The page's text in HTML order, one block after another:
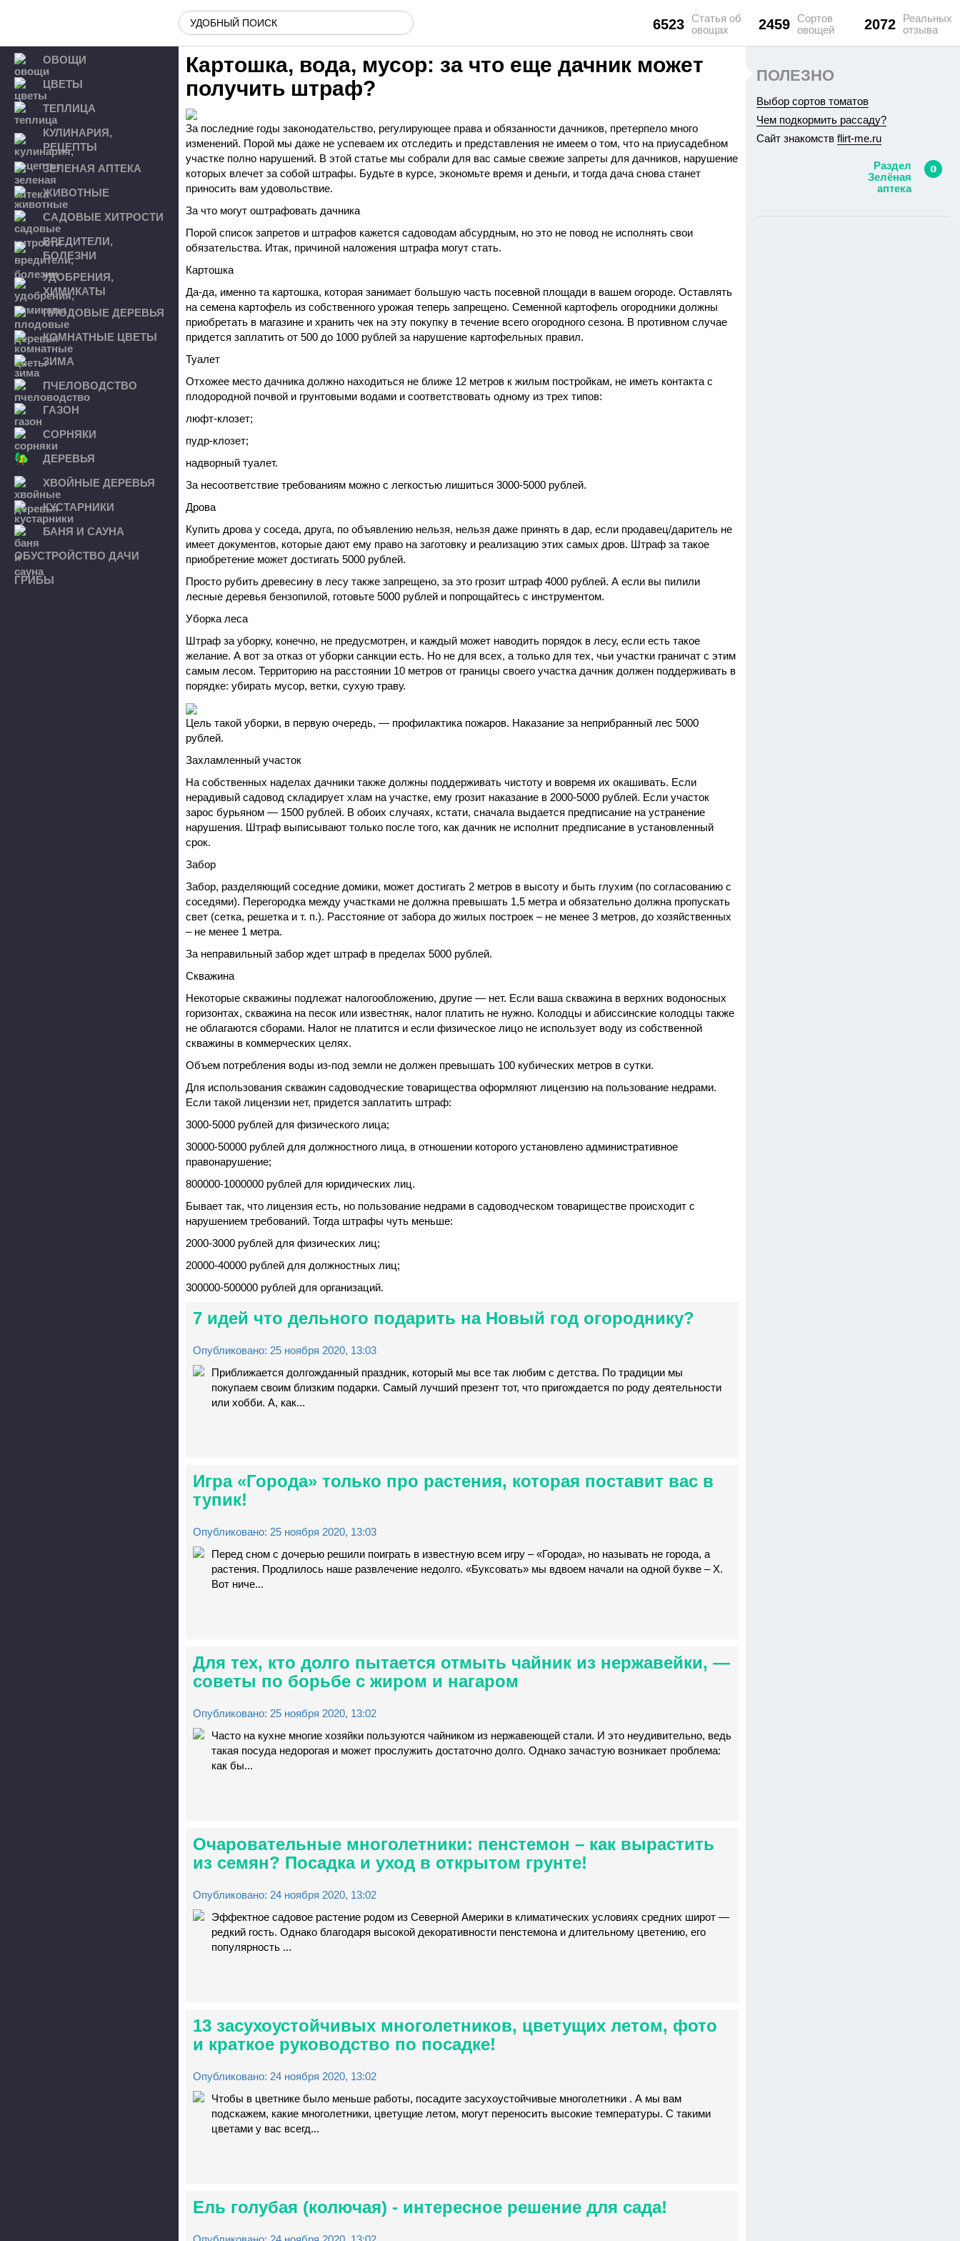
ОВОЩИ
ЦВЕТЫ
ТЕПЛИЦА
КУЛИНАРИЯ,
РЕЦЕПТЫ
ЗЕЛЕНАЯ АПТЕКА
ЖИВОТНЫЕ
САДОВЫЕ ХИТРОСТИ
ВРЕДИТЕЛИ,
БОЛЕЗНИ
УДОБРЕНИЯ,
ХИМИКАТЫ
ПЛОДОВЫЕ ДЕРЕВЬЯ
КОМНАТНЫЕ ЦВЕТЫ
ЗИМА
ПЧЕЛОВОДСТВО
ГАЗОН
СОРНЯКИ
ДЕРЕВЬЯ
ХВОЙНЫЕ ДЕРЕВЬЯ
КУСТАРНИКИ
БАНЯ И САУНА
ОБУСТРОЙСТВО ДАЧИ
ГРИБЫ
6523
Статья об
овощах
2459
Сортов
овощей
2072
Реальных
отзыва
Картошка, вода, мусор: за что еще дачник может
получить штраф?
За последние годы законодательство, регулирующее права и обязанности дачников, претерпело много
изменений. Порой мы даже не успеваем их отследить и представления не имеем о том, что на приусадебном
участке полно нарушений. В этой статье мы собрали для вас самые свежие запреты для дачников, нарушение
которых влечет за собой штрафы. Будьте в курсе, экономьте время и деньги, и тогда дача снова станет
приносить вам удовольствие.
За что могут оштрафовать дачника
Порой список запретов и штрафов кажется садоводам абсурдным, но это не повод не исполнять свои
обязательства. Итак, причиной наложения штрафа могут стать.
Картошка
Да-да, именно та картошка, которая занимает большую часть посевной площади в вашем огороде. Оставлять
на семена картофель из собственного урожая теперь запрещено. Семенной картофель огородники должны
приобретать в магазине и хранить чек на эту покупку в течение всего огородного сезона. В противном случае
придется заплатить от 500 до 1000 рублей за нарушение картофельных правил.
Туалет
Отхожее место дачника должно находиться не ближе 12 метров к жилым постройкам, не иметь контакта с
плодородной почвой и грунтовыми водами и соответствовать одному из трех типов:
люфт-клозет;
пудр-клозет;
надворный туалет.
За несоответствие требованиям можно с легкостью лишиться 3000-5000 рублей.
Дрова
Купить дрова у соседа, друга, по объявлению нельзя, нельзя даже принять в дар, если продавец/даритель не
имеет документов, которые дают ему право на заготовку и реализацию этих самых дров. Штраф за такое
приобретение может достигать 5000 рублей.
Просто рубить древесину в лесу также запрещено, за это грозит штраф 4000 рублей. А если вы пилили
лесные деревья бензопилой, готовьте 5000 рублей и попрощайтесь с инструментом.
Уборка леса
Штраф за уборку, конечно, не предусмотрен, и каждый может наводить порядок в лесу, если есть такое
желание. А вот за отказ от уборки санкции есть. Но не для всех, а только для тех, чьи участки граничат с этим
самым лесом. Территорию на расстоянии 10 метров от границы своего участка дачник должен поддерживать в
порядке: убирать мусор, ветки, сухую траву.
Цель такой уборки, в первую очередь, — профилактика пожаров. Наказание за неприбранный лес 5000
рублей.
Захламленный участок
На собственных наделах дачники также должны поддерживать чистоту и вовремя их окашивать. Если
нерадивый садовод складирует хлам на участке, ему грозит наказание в 2000-5000 рублей. Если участок
зарос бурьяном — 1500 рублей. В обоих случаях, кстати, сначала выдается предписание на устранение
нарушения. Штраф выписывают только после того, как дачник не исполнит предписание в установленный
срок.
Забор
Забор, разделяющий соседние домики, может достигать 2 метров в высоту и быть глухим (по согласованию с
соседями). Перегородка между участками не должна превышать 1,5 метра и обязательно должна пропускать
свет (сетка, решетка и т. п.). Расстояние от забора до жилых построек – не менее 3 метров, до хозяйственных
– не менее 1 метра.
За неправильный забор ждет штраф в пределах 5000 рублей.
Скважина
Некоторые скважины подлежат налогообложению, другие — нет. Если ваша скважина в верхних водоносных
горизонтах, скважина на песок или известняк, налог платить не нужно. Колодцы и абиссинские колодцы также
не облагаются сборами. Налог не платится и если физическое лицо не использует воду из собственной
скважины в коммерческих целях.
Объем потребления воды из-под земли не должен превышать 100 кубических метров в сутки.
Для использования скважин садоводческие товарищества оформляют лицензию на пользование недрами.
Если такой лицензии нет, придется заплатить штраф:
3000-5000 рублей для физического лица;
30000-50000 рублей для должностного лица, в отношении которого установлено административное
правонарушение;
800000-1000000 рублей для юридических лиц.
Бывает так, что лицензия есть, но пользование недрами в садоводческом товариществе происходит с
нарушением требований. Тогда штрафы чуть меньше:
2000-3000 рублей для физических лиц;
20000-40000 рублей для должностных лиц;
300000-500000 рублей для организаций.
7 идей что дельного подарить на Новый год огороднику?
Опубликовано: 25 ноября 2020, 13:03
Приближается долгожданный праздник, который мы все так любим с детства. По традиции мы
покупаем своим близким подарки. Самый лучший презент тот, что пригождается по роду деятельности
или хобби. А, как...
Игра «Города» только про растения, которая поставит вас в
тупик!
Опубликовано: 25 ноября 2020, 13:03
Перед сном с дочерью решили поиграть в известную всем игру – «Города», но называть не города, а
растения. Продлилось наше развлечение недолго. «Буксовать» мы вдвоем начали на одной букве – Х.
Вот ниче...
Для тех, кто долго пытается отмыть чайник из нержавейки, —
советы по борьбе с жиром и нагаром
Опубликовано: 25 ноября 2020, 13:02
Часто на кухне многие хозяйки пользуются чайником из нержавеющей стали. И это неудивительно, ведь
такая посуда недорогая и может прослужить достаточно долго. Однако зачастую возникает проблема:
как бы...
Очаровательные многолетники: пенстемон – как вырастить
из семян? Посадка и уход в открытом грунте!
Опубликовано: 24 ноября 2020, 13:02
Эффектное садовое растение родом из Северной Америки в климатических условиях средних широт —
редкий гость. Однако благодаря высокой декоративности пенстемона и длительному цветению, его
популярность ...
13 засухоустойчивых многолетников, цветущих летом, фото
и краткое руководство по посадке!
Опубликовано: 24 ноября 2020, 13:02
Чтобы в цветнике было меньше работы, посадите засухоустойчивые многолетники . А мы вам
подскажем, какие многолетники, цветущие летом, могут переносить высокие температуры. С такими
цветами у вас всегд...
Ель голубая (колючая) - интересное решение для сада!
ПОЛЕЗНО
Выбор сортов томатов
Чем подкормить рассаду?
Сайт знакомств flirt-me.ru
Раздел
Зелёная
аптека